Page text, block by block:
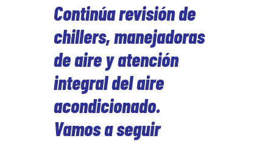
Continúa revisión de
chillers, manejadoras
de aire y atención
integral del aire
acondicionado.
Vamos a seguir